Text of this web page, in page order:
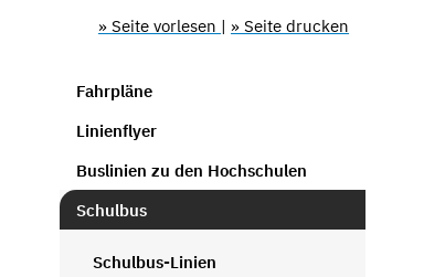
» Seite vorlesen | » Seite drucken
Fahrpläne
Linienflyer
Buslinien zu den Hochschulen
Schulbus
Schulbus-Linien